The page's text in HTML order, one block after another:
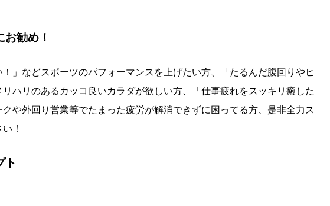
勧め！
！」などスポーツのパフォーマンスを上げたい方、「たるんだ腹回りやヒ
ハリのあるカッコ良いカラダが欲しい方、「仕事疲れをスッキリ癒した
や外回り営業等でたまった疲労が解消できずに困ってる方、是非全力ス
！
ト